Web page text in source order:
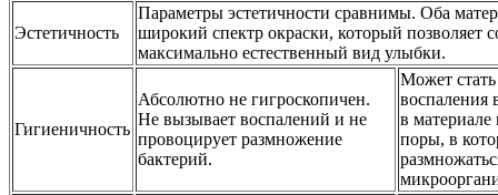
Эстетичность
Параметры эстетичности сравнимы. Оба
широкий спектр окраски, который позволяет
максимально естественный вид улыбки.
Гигиеничность
Абсолютно не гигроскопичен.
Не вызывает воспалений и не
провоцирует размножение
бактерий.
Может
воспаления
в материале
поры, в